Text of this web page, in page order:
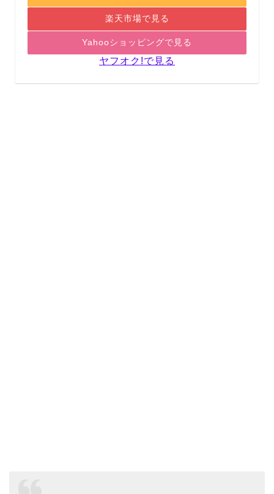
楽天市場で見る
Yahooショッピングで見る
ヤフオク!で見る